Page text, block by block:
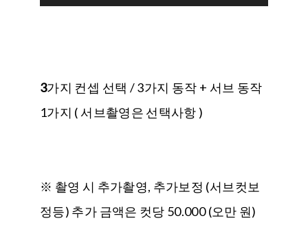
3가지 컨셉 선택 / 3가지 동작 + 서브 동작
1가지 ( 서브촬영은 선택사항 )
※ 촬영 시 추가촬영, 추가보정 (서브컷보
정등) 추가 금액은 컷당 50.000 (오만 원)